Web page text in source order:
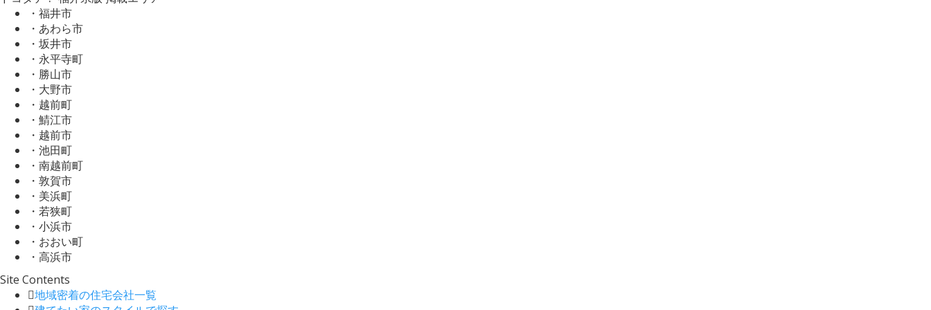
・福井市
・あわら市
・坂井市
・永平寺町
・勝山市
・大野市
・越前町
・鯖江市
・越前市
・池田町
・南越前町
・敦賀市
・美浜町
・若狭町
・小浜市
・おおい町
・高浜市
Site Contents
地域密着の住宅会社一覧